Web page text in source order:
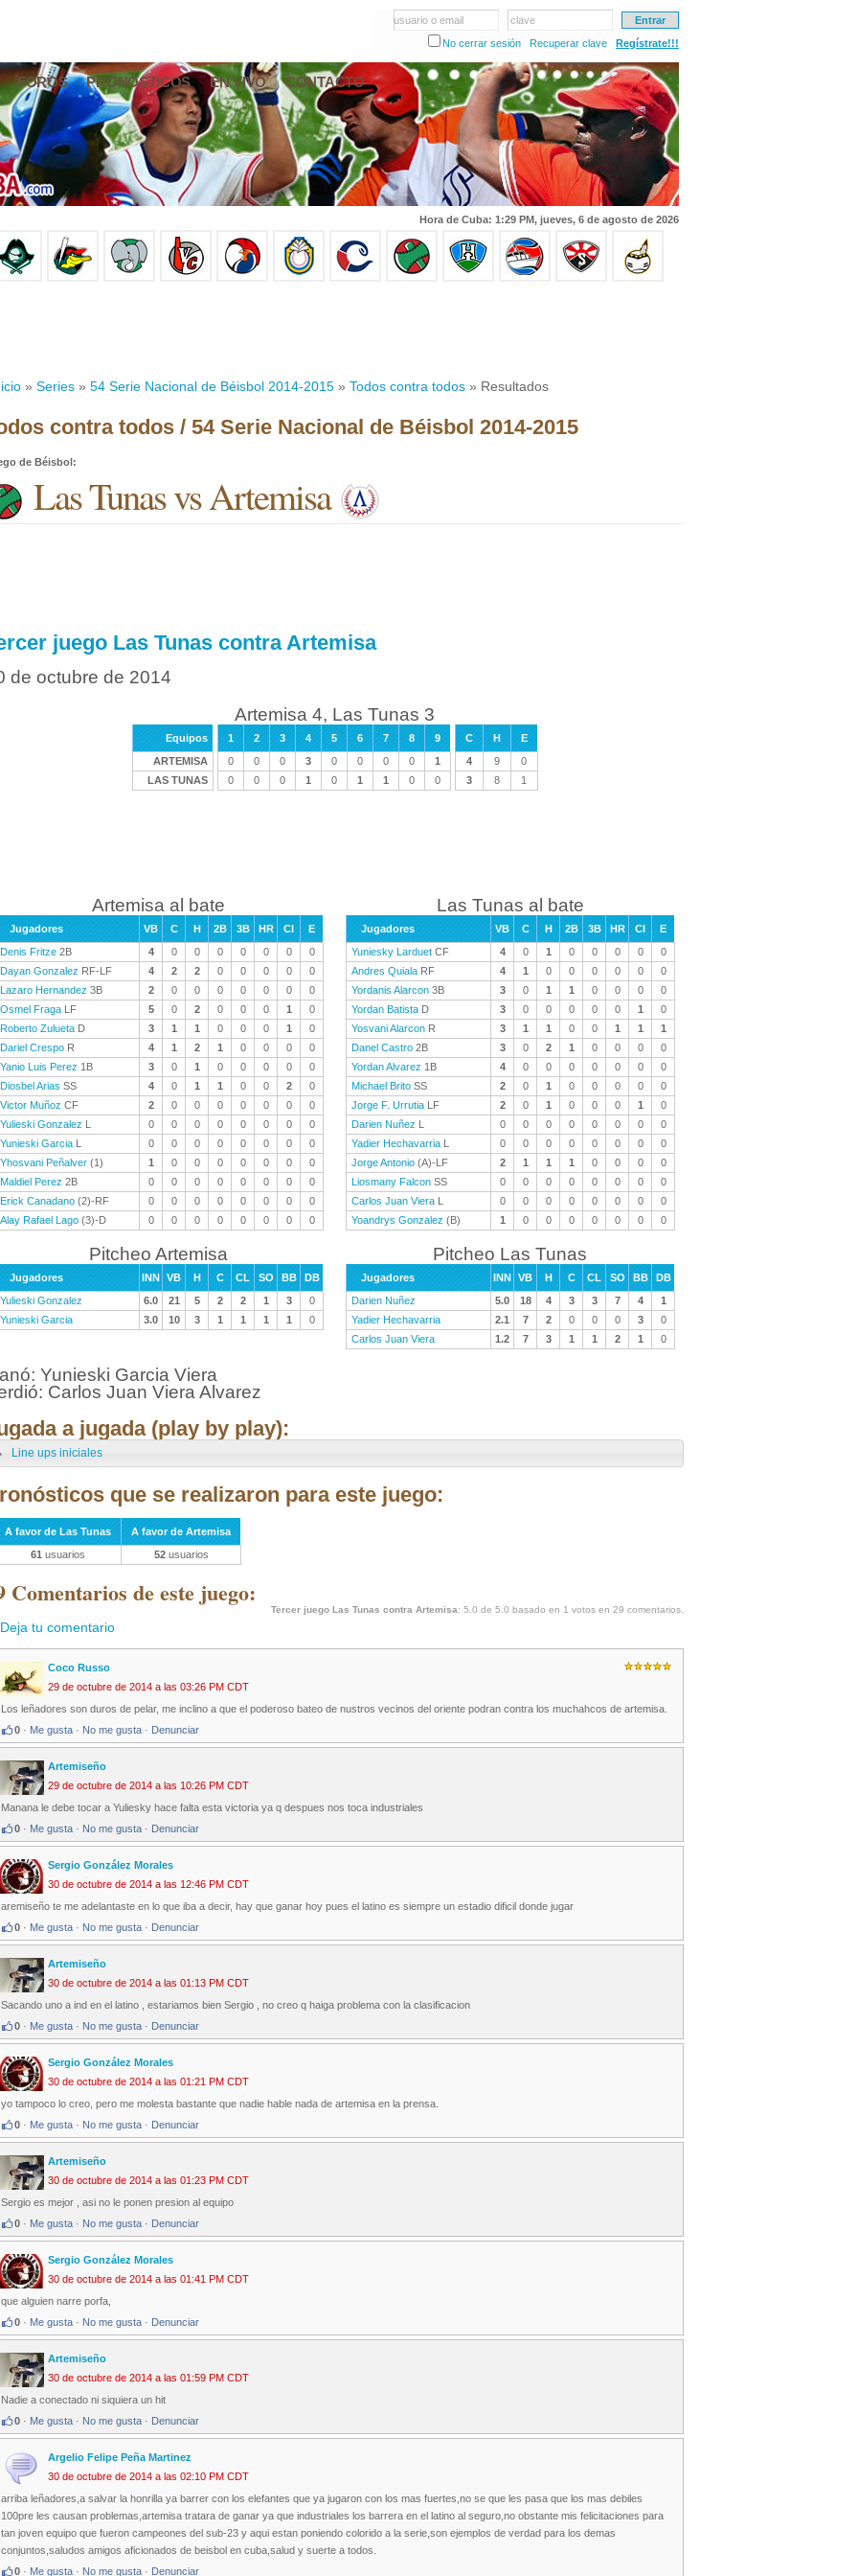
usuario o email
clave
No cerrar sesión
Recuperar clave Regístrate!!!
FOROS PRONÓSTICOS EN VIVO CONTACTO
Hora de Cuba: 1:29 PM, jueves, 6 de agosto de 2026
» Series » 54 Serie Nacional de Béisbol 2014-2015 » Todos contra todos » Resultados
contra todos / 54 Serie Nacional de Béisbol 2014-2015
de Béisbol:
Las Tunas vs Artemisa
juego Las Tunas contra Artemisa
de octubre de 2014
Artemisa 4, Las Tunas 3
Equipos 1 2 3 4 5 6 7 8 9 C H
E
ARTEMISA
0 0 0 3 0 0 0 0 1 4 9
0
LAS TUNAS
0 0 0 1 0 1 1 0 0 3 8 1
Artemisa al bate
Jugadores VB C H 2B 3B HR CI
E
Denis Fritze 2B 4 0 0 0 0 0 0
0
Dayan Gonzalez RF-LF 4 2 2 0 0 0 0
0
Lazaro Hernandez 3B 2 0 0 0 0 0 0
0
Osmel Fraga LF 5 0 2 0 0 0 1
0
Roberto Zulueta D 3 1 1 0 0 0 1
0
Dariel Crespo R 4 1 2 1 0 0 0
0
Yanio Luis Perez 1B 3 0 1 0 0 0 0
0
Diosbel Arias SS 4 0 1 1 0 0 2
0
Victor Muñoz CF 2 0 0 0 0 0 0
0
Yulieski Gonzalez L 0 0 0 0 0 0 0
0
Yunieski Garcia L 0 0 0 0 0 0 0
0
Yhosvani Peñalver (1) 1 0 0 0 0 0 0
0
Maldiel Perez 2B 0 0 0 0 0 0 0
0
Erick Canadano (2)-RF 0 0 0 0 0 0 0
0
Alay Rafael Lago (3)-D 0 0 0 0 0 0 0 0
Las Tunas al bate
Jugadores VB C H 2B 3B HR CI
E
Yuniesky Larduet CF 4 0 1 0 0 0 0
0
Andres Quiala RF 4 1 0 0 0 0 0
0
Yordanis Alarcon 3B 3 0 1 1 0 0 0
0
Yordan Batista D 3 0 0 0 0 0 1
0
Yosvani Alarcon R 3 1 1 0 0 1 1
1
Danel Castro 2B 3 0 2 1 0 0 0
0
Yordan Alvarez 1B 4 0 0 0 0 0 0
0
Michael Brito SS 2 0 1 0 0 0 0
0
Jorge F. Urrutia LF 2 0 1 0 0 0 1
0
Darien Nuñez L 0 0 0 0 0 0 0
0
Yadier Hechavarria L 0 0 0 0 0 0 0
0
Jorge Antonio (A)-LF 2 1 1 1 0 0 0
0
Liosmany Falcon SS 0 0 0 0 0 0 0
0
Carlos Juan Viera L 0 0 0 0 0 0 0
0
Yoandrys Gonzalez (B) 1 0 0 0 0 0 0 0
Pitcheo Artemisa
Jugadores INN VB H C CL SO BB
DB
Yulieski Gonzalez
6.0 21 5 2 2 1 3
0
Yunieski Garcia
3.0 10 3 1 1 1 1 0
Pitcheo Las Tunas
Jugadores INN VB H C CL SO BB
DB
Darien Nuñez
5.0 18 4 3 3 7 4
1
Yadier Hechavarria
2.1 7 2 0 0 0 3
0
Carlos Juan Viera
1.2 7 3 1 1 2 1 0
Yunieski Garcia Viera
Carlos Juan Viera Alvarez
a jugada (play by play):
Line ups iniciales
que se realizaron para este juego:
A favor de Las Tunas
A favor de Artemisa
61 usuarios 52usuarios
Comentarios de este juego:
Tercer juego Las Tunas contra Artemisa: 5.0 de 5.0 basado en 1 votos en 29 comentarios.
Deja tu comentario
Coco Russo
29 de octubre de 2014 a las 03:26 PM CDT
Los leñadores son duros de pelar, me inclino a que el poderoso bateo de nustros vecinos del oriente podran contra los muchahcos de artemisa.
0 · Me gusta · No me gusta · Denunciar
Artemiseño
29 de octubre de 2014 a las 10:26 PM CDT
Manana le debe tocar a Yuliesky hace falta esta victoria ya q despues nos toca industriales
0 · Me gusta · No me gusta · Denunciar
Sergio González Morales
30 de octubre de 2014 a las 12:46 PM CDT
aremiseño te me adelantaste en lo que iba a decir, hay que ganar hoy pues el latino es siempre un estadio dificil donde jugar
0 · Me gusta · No me gusta · Denunciar
Artemiseño
30 de octubre de 2014 a las 01:13 PM CDT
Sacando uno a ind en el latino , estariamos bien Sergio , no creo q haiga problema con la clasificacion
0 · Me gusta · No me gusta · Denunciar
Sergio González Morales
30 de octubre de 2014 a las 01:21 PM CDT
yo tampoco lo creo, pero me molesta bastante que nadie hable nada de artemisa en la prensa.
0 · Me gusta · No me gusta · Denunciar
Artemiseño
30 de octubre de 2014 a las 01:23 PM CDT
Sergio es mejor , asi no le ponen presion al equipo
0 · Me gusta · No me gusta · Denunciar
Sergio González Morales
30 de octubre de 2014 a las 01:41 PM CDT
que alguien narre porfa,
0 · Me gusta · No me gusta · Denunciar
Artemiseño
30 de octubre de 2014 a las 01:59 PM CDT
Nadie a conectado ni siquiera un hit
0 · Me gusta · No me gusta · Denunciar
Argelio Felipe Peña Martinez
30 de octubre de 2014 a las 02:10 PM CDT
arriba leñadores,a salvar la honrilla ya barrer con los elefantes que ya jugaron con los mas fuertes,no se que les pasa que los mas debiles
100pre les causan problemas,artemisa tratara de ganar ya que industriales los barrera en el latino al seguro,no obstante mis felicitaciones para
tan joven equipo que fueron campeones del sub-23 y aqui estan poniendo colorido a la serie,son ejemplos de verdad para los demas
conjuntos,saludos amigos aficionados de beisbol en cuba,salud y suerte a todos.
0 · Me gusta · No me gusta · Denunciar